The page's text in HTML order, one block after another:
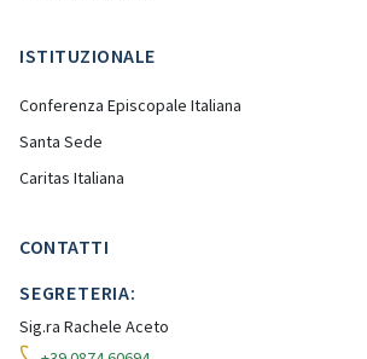
ISTITUZIONALE
Conferenza Episcopale Italiana
Santa Sede
Caritas Italiana
CONTATTI
SEGRETERIA:
Sig.ra Rachele Aceto